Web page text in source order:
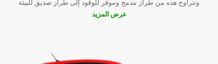
وتتراوح هذه من طراز مدمج وموفر للوقود إلى طراز صديق للبيئة
عرض المزيد